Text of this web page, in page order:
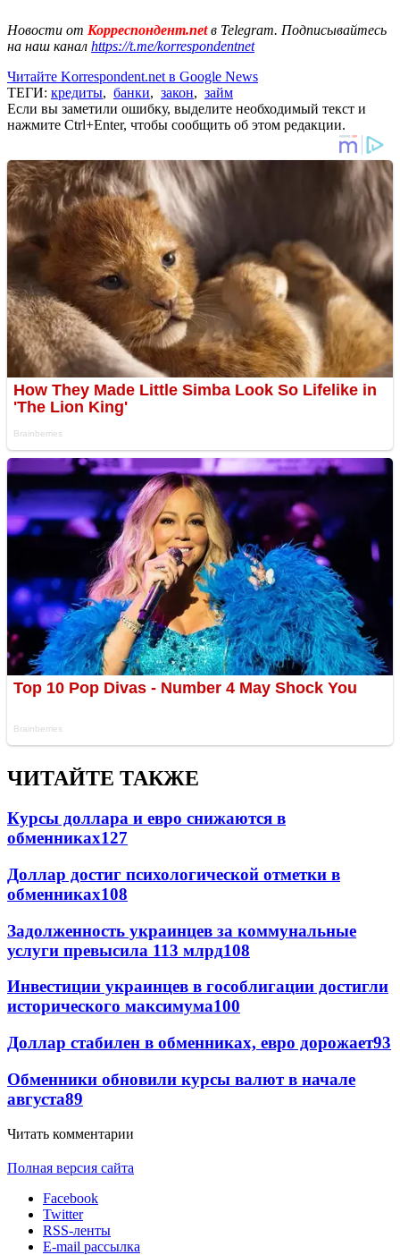
Новости от Корреспондент.netв Telegram. Подписывайтесь
на наш канал https://t.me/korrespondentnet
Читайте Korrespondent.net в Google News
ТЕГИ: кредиты, банки, закон, займ
Если вы заметили ошибку, выделите необходимый текст и
нажмите Ctrl+Enter, чтобы сообщить об этом редакции.
ЧИТАЙТЕ ТАКЖЕ
Курсы доллара и евро снижаются в
обменниках127
Доллар достиг психологической отметки в
обменниках108
Задолженность украинцев за коммунальные
услуги превысила 113 млрд108
Инвестиции украинцев в гособлигации достигли
исторического максимума100
Доллар стабилен в обменниках, евро дорожает93
Обменники обновили курсы валют в начале
августа89
Читать комментарии
Полная версия сайта
Facebook
Twitter
RSS-ленты
E-mail рассылка